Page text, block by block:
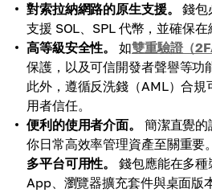
對索拉納網路的原生支援。
錢包
支援 SOL、SPL 代幣，並確保在
高等級安全性。
如雙重驗證（
保護，以及可信開發者聲譽等功
此外，遵循反洗錢（AML）合
用者信任。
便利的使用者介面。
簡潔直覺
你日常高效率管理資產至關重要。
多平台可用性。
錢包應能在多
App、瀏覽器擴充套件與桌面版本